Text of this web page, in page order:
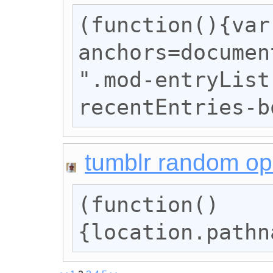
(function(){var
".mod-
recentEntries-
tumblr random
(function()